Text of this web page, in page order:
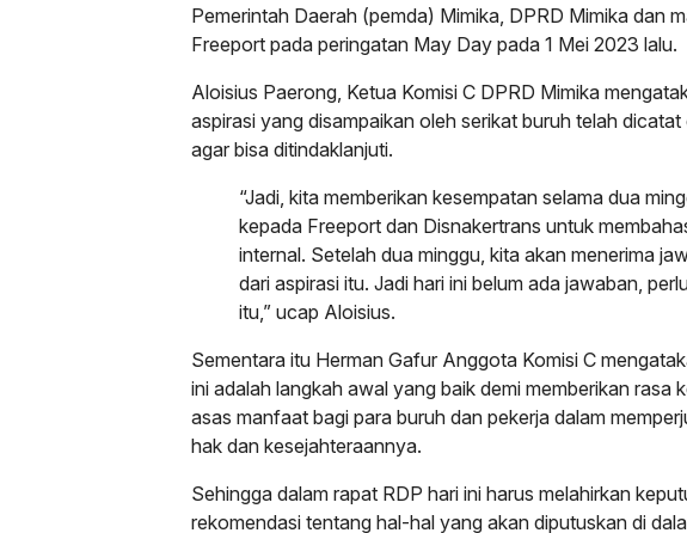
Pemerintah Daerah (pemda) Mimika, DPRD Mimika dan
Freeport pada peringatan May Day pada 1 Mei 2023 lalu.
Aloisius Paerong, Ketua Komisi C DPRD Mimika
aspirasi yang disampaikan oleh serikat buruh telah dicatat
agar bisa ditindaklanjuti.
“Jadi, kita memberikan kesempatan selama dua
kepada Freeport dan Disnakertrans untuk
internal. Setelah dua minggu, kita akan menerima
dari aspirasi itu. Jadi hari ini belum ada jawaban,
itu,” ucap Aloisius.
Sementara itu Herman Gafur Anggota Komisi C
ini adalah langkah awal yang baik demi memberikan rasa
asas manfaat bagi para buruh dan pekerja dalam
hak dan kesejahteraannya.
Sehingga dalam rapat RDP hari ini harus melahirkan
rekomendasi tentang hal-hal yang akan diputuskan di